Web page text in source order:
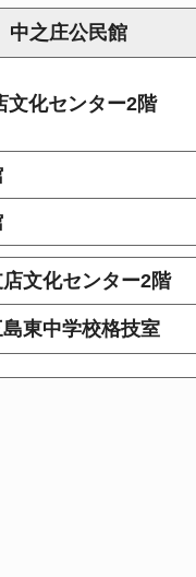
中之庄公民館
文化センター2階
店文化センター2階
東中学校格技室